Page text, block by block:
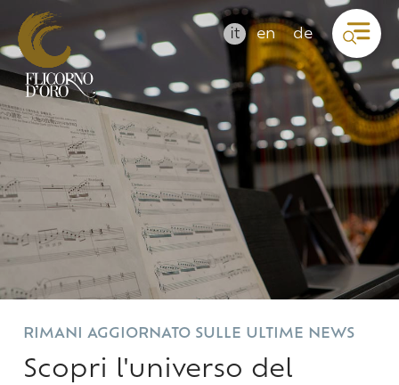
it en de
RIMANI AGGIORNATO SULLE ULTIME NEWS
Scopri l'universo del